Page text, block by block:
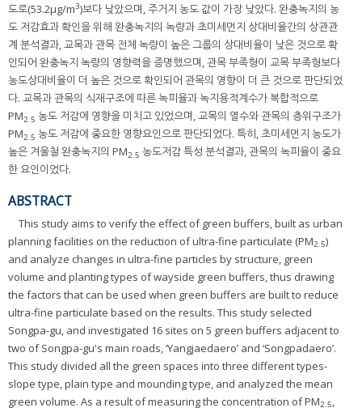
도로(53.2µg/m3)보다 낮았으며, 주거지 농도 값이 가장 낮았다. 완충녹지의 농
도 저감효과 확인을 위해 완충녹지의 녹량과 초미세먼지 상대비율간의 상관관
계 분석결과, 교목과 관목 전체 녹량이 높은 그룹의 상대비율이 낮은 것으로 확
인되어 완충녹지 녹량의 영향력을 증명했으며, 관목 부족형이 교목 부족형보다
농도상대비율이 더 높은 것으로 확인되어 관목의 영향이 더 큰 것으로 판단되었
다. 교목과 관목의 식재구조에 따른 녹피율과 녹지용적계수가 복합적으로
PM2.5 농도 저감에 영향을 미치고 있었으며, 교목의 열수와 관목의 층위구조가
PM2.5 농도 저감에 중요한 영향요인으로 판단되었다. 특히, 초미세먼지 농도가
높은 겨울철 완충녹지의 PM2.5 농도저감 특성 분석결과, 관목의 녹피율이 중요
한 요인이었다.
ABSTRACT
This study aims to verify the effect of green buffers, built as urban
planning facilities on the reduction of ultra-fine particulate (PM2.5)
and analyze changes in ultra-fine particles by structure, green
volume and planting types of wayside green buffers, thus drawing
the factors that can be used when green buffers are built to reduce
ultra-fine particulate based on the results. This study selected
Songpa-gu, and investigated 16 sites on 5 green buffers adjacent to
two of Songpa-gu's main roads, ‘Yangjaedaero’ and ‘Songpadaero’.
This study divided all the green spaces into three different types-
slope type, plain type and mounding type, and analyzed the mean
green volume. As a result of measuring the concentration of PM2.5,